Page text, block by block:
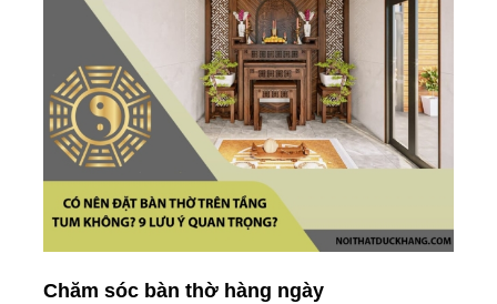
Chăm sóc bàn thờ hàng ngày